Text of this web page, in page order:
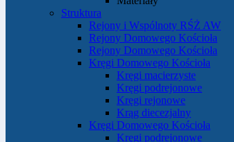
Struktura
Rejony i Wspólnoty RŚŻ AW
Rejony Domowego Kościoła
Rejony Domowego Kościoła
Kręgi Domowego Kościoła
Kręgi macierzyste
Kręgi podrejonowe
Kręgi rejonowe
Krąg diecezjalny
Kręgi Domowego Kościoła
Kręgi podrejonowe